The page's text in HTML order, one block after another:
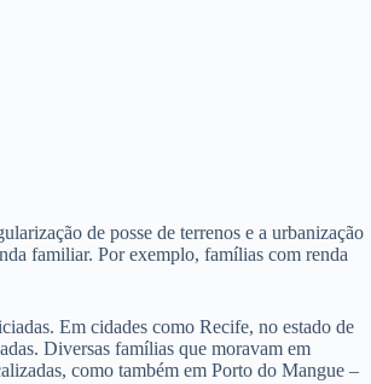
de posse de terrenos e a urbanização
familiar. Por exemplo, famílias com renda
Em cidades como Recife, no estado de
Diversas famílias que moravam em
como também em Porto do Mangue –